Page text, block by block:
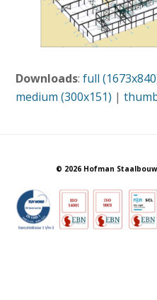
Downloads:full
medium (300x151) |
© 2026 Hofman Staalbouw